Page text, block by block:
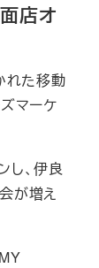
店オ
れた移動
マーケ
し、伊良
が増え